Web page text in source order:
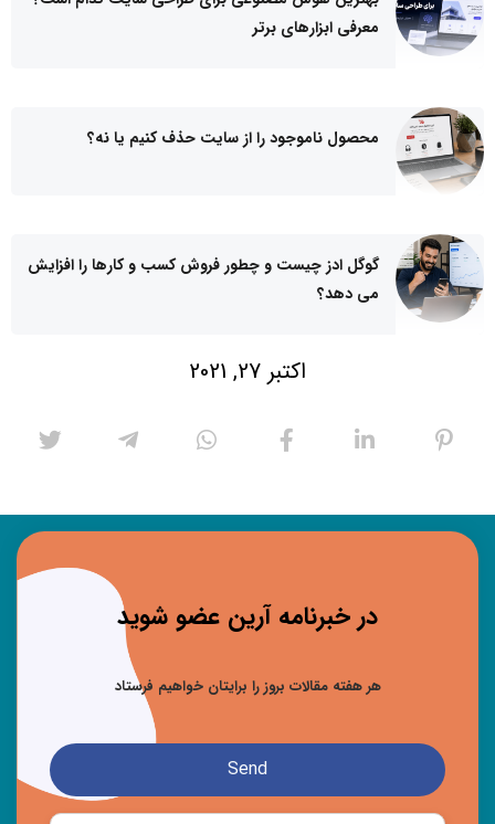
معرفی ابزارهای برتر
محصول ناموجود را از سایت حذف کنیم یا نه؟
گوگل ادز چیست و چطور فروش کسب و کارها را افزایش
می دهد؟
اکتبر 27, 2021
در خبرنامه آرین عضو شوید
هر هفته مقالات بروز را برایتان خواهیم فرستاد
Send